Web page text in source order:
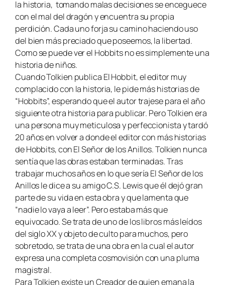
la historia, tomando malas decisiones se enceguece
con el mal del dragón y encuentra su propia
perdición. Cada uno forja su camino haciendo uso
del bien más preciado que poseemos, la libertad.
Como se puede ver el Hobbits no es simplemente una
historia de niños.
Cuando Tolkien publica El Hobbit, el editor muy
complacido con la historia, le pide más historias de
“Hobbits”, esperando que el autor trajese para el año
siguiente otra historia para publicar. Pero Tolkien era
una persona muy meticulosa y perfeccionista y tardó
20 años en volver a donde el editor con más historias
de Hobbits, conEl Señor de los Anillos. Tolkien nunca
sentía que las obras estaban terminadas. Tras
trabajar muchos años en lo que sería El Señor de los
Anillosle dice a su amigo C.S. Lewis que él dejó gran
parte de su vida en esta obra y que lamenta que
“nadie lo vaya a leer”. Pero estaba más que
equivocado. Se trata de uno de los libros más leídos
del siglo XX y objeto de culto para muchos, pero
sobretodo, se trata de una obra en la cual el autor
expresa una completa cosmovisión con una pluma
magistral.
Para Tolkien existe un Creador de quien emana la